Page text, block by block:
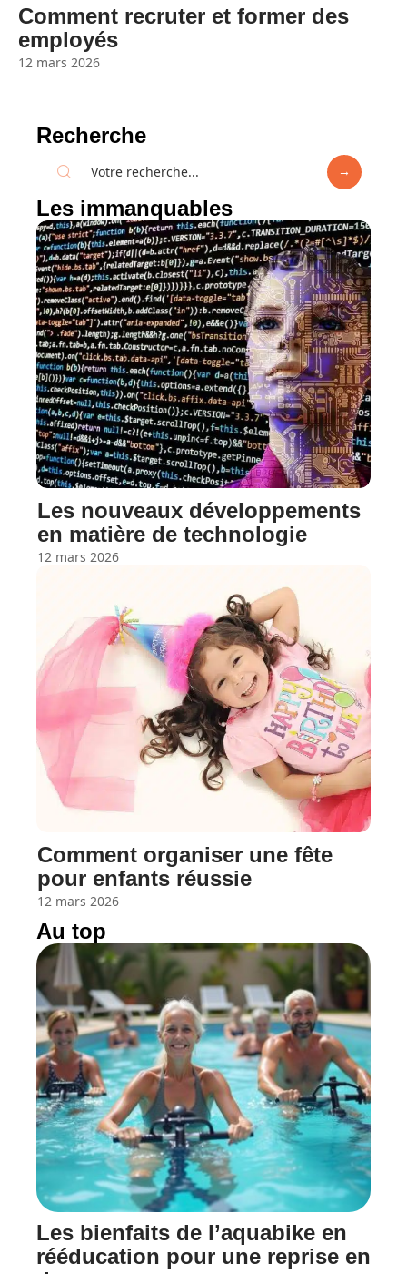
Comment recruter et former des
employés
12 mars 2026
Recherche
Les immanquables
Les nouveaux développements
en matière de technologie
12 mars 2026
Comment organiser une fête
pour enfants réussie
12 mars 2026
Au top
Les bienfaits de l’aquabike en
rééducation pour une reprise en